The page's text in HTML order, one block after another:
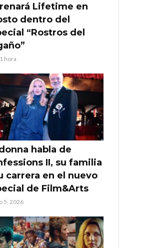
Lifetime en
dentro del
“Rostros del
hora
habla de
II, su familia
carrera en el nuevo
de Film&Arts
5, 2026